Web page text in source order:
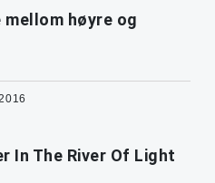
høyre og
In The River Of Light